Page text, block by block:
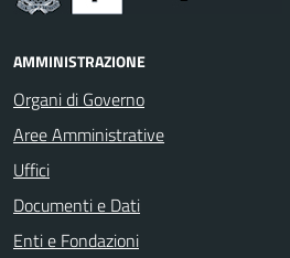
AMMINISTRAZIONE
Organi di Governo
Aree Amministrative
Uffici
Documenti e Dati
Enti e Fondazioni